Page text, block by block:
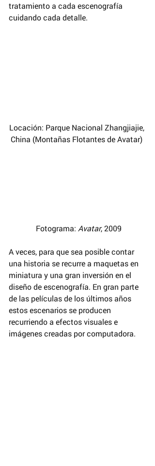
tratamiento a cada escenografía
cuidando cada detalle.
Locación: Parque Nacional Zhangjiajie,
China (Montañas Flotantes de Avatar)
Fotograma: Avatar, 2009
A veces, para que sea posible contar
una historia se recurre a maquetas en
miniatura y una gran inversión en el
diseño de escenografía. En gran parte
de las películas de los últimos años
estos escenarios se producen
recurriendo a efectos visuales e
imágenes creadas por computadora.